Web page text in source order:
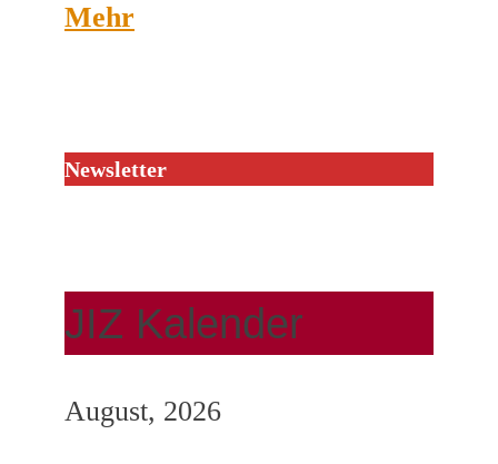
Mehr
Newsletter
JIZ Kalender
August, 2026